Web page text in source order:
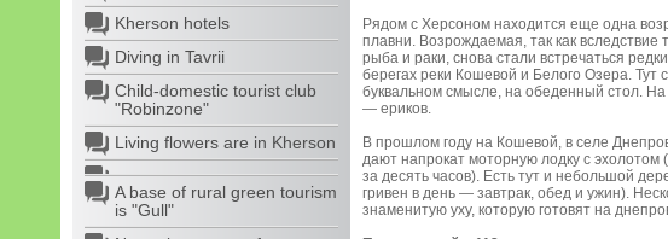
Kherson hotels
Diving in Tavrii
Child-domestic tourist club
"Robinzone"
Living flowers are in Kherson
A base of rural green tourism
is "Gull"
Рядом с Херсоном находится еще одна
плавни. Возрождаемая, так как вследствие
рыба и раки, снова стали встречаться
берегах реки Кошевой и Белого Озера.
буквальном смысле, на обеденный стол.
— ериков.
В прошлом году на Кошевой, в селе
дают напрокат моторную лодку с
за десять часов). Есть тут и небольшой
гривен в день — завтрак, обед и ужин).
знаменитую уху, которую готовят на